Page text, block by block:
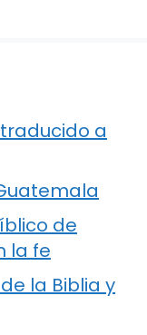
a
de
la fe
la Biblia y